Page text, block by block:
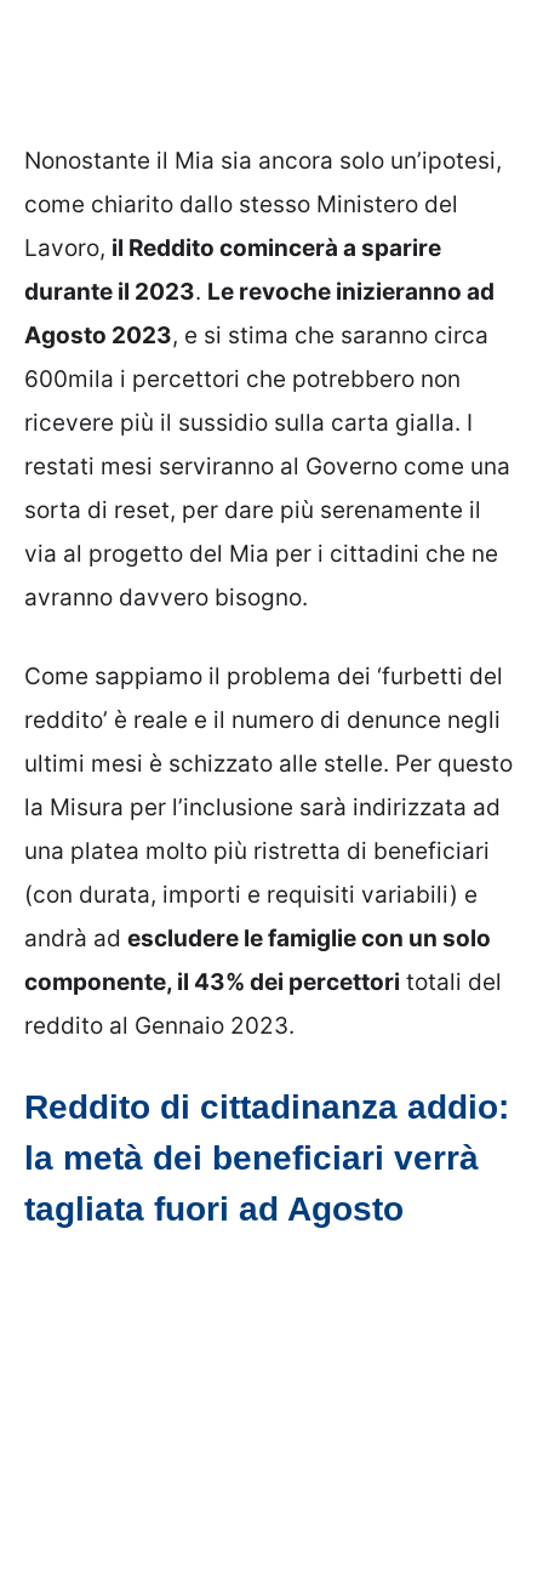
Nonostante il Mia sia ancora solo un’ipotesi,
come chiarito dallo stesso Ministero del
Lavoro, il Reddito comincerà a sparire
durante il 2023. Le revoche inizieranno ad
Agosto 2023, e si stima che saranno circa
600mila i percettori che potrebbero non
ricevere più il sussidio sulla carta gialla. I
restati mesi serviranno al Governo come una
sorta di reset, per dare più serenamente il
via al progetto del Mia per i cittadini che ne
avranno davvero bisogno.
Come sappiamo il problema dei ‘furbetti del
reddito’ è reale e il numero di denunce negli
ultimi mesi è schizzato alle stelle. Per questo
la Misura per l’inclusione sarà indirizzata ad
una platea molto più ristretta di beneficiari
(con durata, importi e requisiti variabili) e
andrà ad escludere le famiglie con un solo
componente, il 43% dei percettori totali del
reddito al Gennaio 2023.
Reddito di cittadinanza addio:
la metà dei beneficiari verrà
tagliata fuori ad Agosto